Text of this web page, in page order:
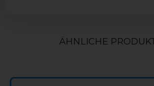
ÄHNLICHE